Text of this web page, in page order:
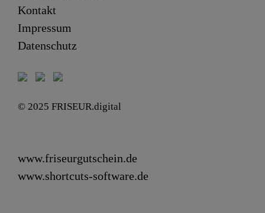
Kontakt
Impressum
Datenschutz
© 2025 FRISEUR.digital
www.friseurgutschein.de
www.shortcuts-software.de